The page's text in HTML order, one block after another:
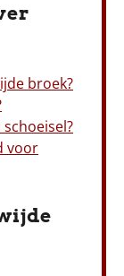
broek?
voor